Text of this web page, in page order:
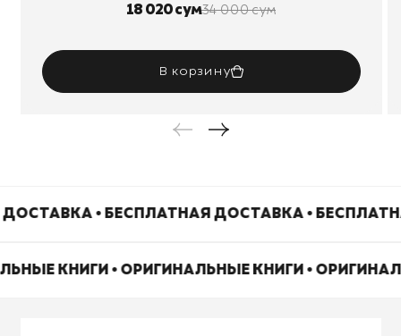
18 020 сум34 000 сум
В корзину
• БЕСПЛАТНАЯ ДОСТАВКА •
КНИГИ • ОРИГИНАЛЬНЫЕ КНИГИ •